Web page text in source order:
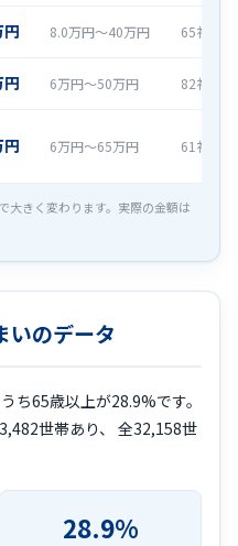
8.0万円〜40万円 65社
6万円〜50万円 82社
6万円〜65万円 61社
大きく変わります。実際の金額は
いのデータ
ち65歳以上が28.9%です。
世帯あり、 全32,158世
28.9%